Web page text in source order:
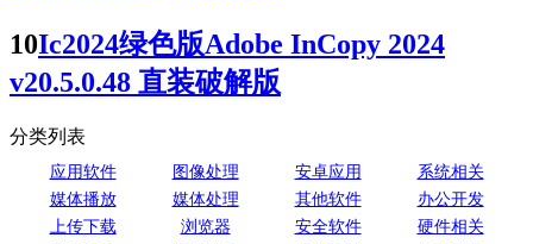
10Ic2024绿色版Adobe InCopy 2024
v20.5.0.48 直装破解版
分类列表
应用软件 图像处理 安卓应用
系统相关
媒体播放
媒体处理 其他软件
办公开发
上传下载
浏览器 安全软件
硬件相关